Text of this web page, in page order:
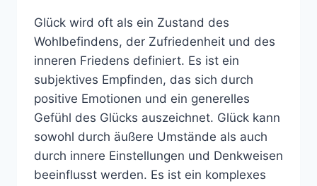
Glück wird oft als ein Zustand des
Wohlbefindens, der Zufriedenheit und des
inneren Friedens definiert. Es ist ein
subjektives Empfinden, das sich durch
positive Emotionen und ein generelles
Gefühl des Glücks auszeichnet. Glück kann
sowohl durch äußere Umstände als auch
durch innere Einstellungen und Denkweisen
beeinflusst werden. Es ist ein komplexes